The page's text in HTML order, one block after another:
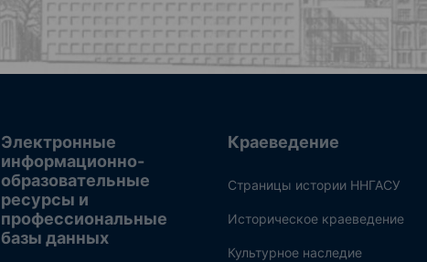
Электронные
информационно-
образовательные
ресурсы и
профессиональные
базы данных
Краеведение
Страницы истории ННГАСУ
Историческое краеведение
Культурное наследие